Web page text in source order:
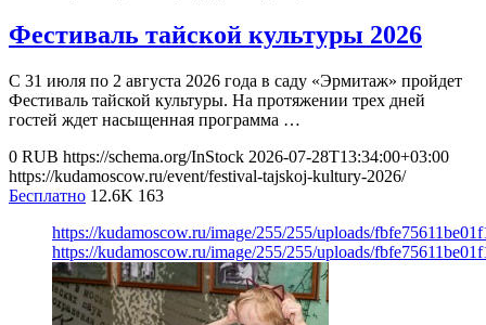
Фестиваль тайской культуры 2026
С 31 июля по 2 августа 2026 года в саду «Эрмитаж» пройдет
Фестиваль тайской культуры. На протяжении трех дней
гостей ждет насыщенная программа …
0 RUB https://schema.org/InStock 2026-07-28T13:34:00+03:00
https://kudamoscow.ru/event/festival-tajskoj-kultury-2026/
Бесплатно 12.6K 163
https://kudamoscow.ru/image/255/255/uploads/
https://kudamoscow.ru/image/255/255/uploads/